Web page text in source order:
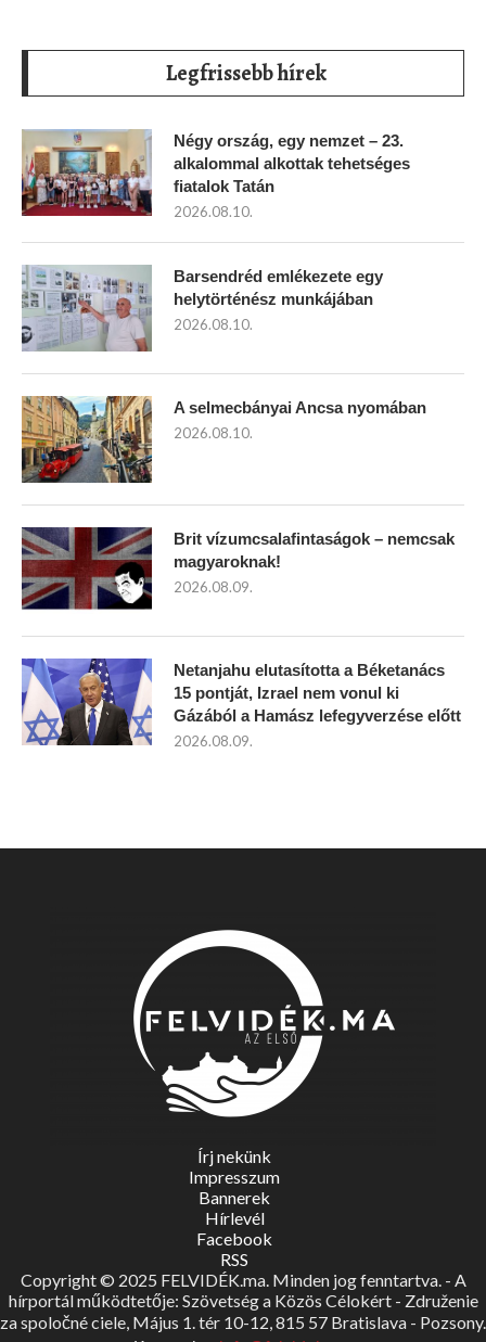
Legfrissebb hírek
Négy ország, egy nemzet – 23.
alkalommal alkottak tehetséges
fiatalok Tatán
2026.08.10.
Barsendréd emlékezete egy
helytörténész munkájában
2026.08.10.
A selmecbányai Ancsa nyomában
2026.08.10.
Brit vízumcsalafintaságok – nemcsak
magyaroknak!
2026.08.09.
Netanjahu elutasította a Béketanács
15 pontját, Izrael nem vonul ki
Gázából a Hamász lefegyverzése előtt
2026.08.09.
Írj nekünk
Impresszum
Bannerek
Hírlevél
Facebook
RSS
Copyright © 2025 FELVIDÉK.ma. Minden jog fenntartva. - A
hírportál működtetője: Szövetség a Közös Célokért - Združenie
za spoločné ciele, Május 1. tér 10-12, 815 57 Bratislava - Pozsony.